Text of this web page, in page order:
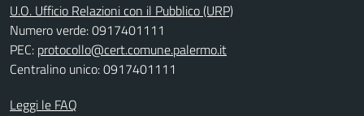
U.O. Ufficio Relazioni con il Pubblico (URP)
Numero verde: 0917401111
PEC: protocollo@cert.comune.palermo.it
Centralino unico: 0917401111
Leggi le FAQ